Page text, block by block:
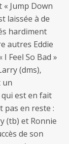
Jump Down
laissée à de
hardiment
autres Eddie
Feel So Bad »
(dms),
un
est en fait
pas en reste :
(tb) et Ronnie
de son